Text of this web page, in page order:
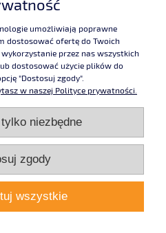
konto
na wykorzystywanie plików cookies.
wPolityce prywatności
taśmy
dwustronnie klejące, taśmy
piankowa, taśma samochodowa,
klejące, taśmy samochodowe,
nas również na
umożliwiają poprawne
dostosować ofertę do Twoich
przez nas wszystkich
dostosować użycie plików do
"Dostosuj zgody".
w naszej Polityce prywatności.
niezbędne
zgody
wszystkie